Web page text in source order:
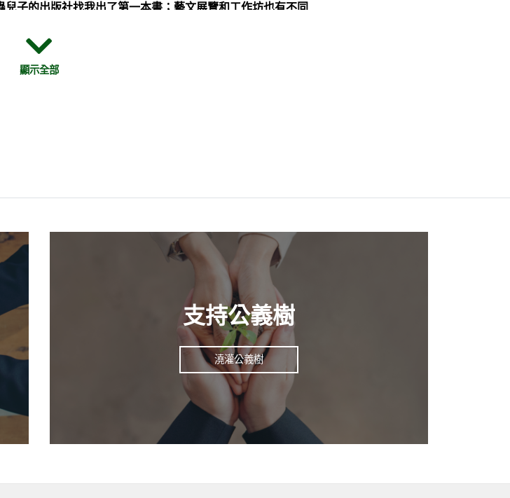
子的出版社找我出了第一本書；藝文展覽和工作坊也有不同
環小組。 從弟兄姊妹對我的愛護中感受到上帝的恩典與鼓
給予我意見、用行動鼓勵我的生意，還有代禱的支持。有弟
拿着一加倫油漆來為我小店外牆翻新；弟兄姊妹們每星期都
加入，更特別開了一個Whatsapp 群組為我公司禱告，也常
幫我包裝等。最近第一次找公義樹創辦人Jane傾談，她聆
送我去碼頭等船，沿途分享了她的故事，那故事卻給了我一
是上帝的恩。有時我也從大家的意見當中尋回上帝給我的命
跟從主！等待「上帝為愛他的人所預備的。」（哥林多前書
。
顯示全部
支持公義樹
澆灌公義樹